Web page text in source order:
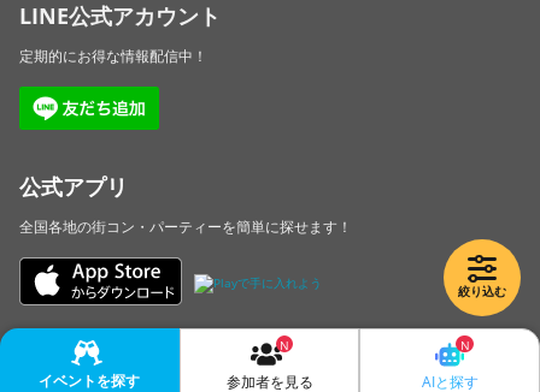
絞り込む
イベントを探す 参加者を見る AIと探す
LINE公式アカウント
定期的にお得な情報配信中！
公式アプリ
全国各地の街コン・パーティーを簡単に探せます！
Copyright © LINKBAL Inc. All Rights Reserved.